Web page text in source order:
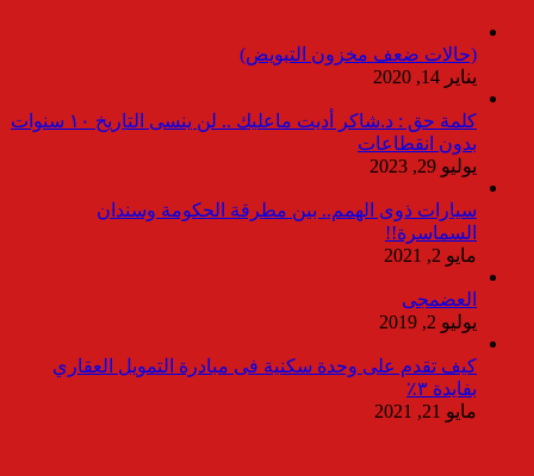
(حالات ضعف مخزون التبويض)
يناير 14, 2020
كلمة حق : د.شاكر أديت ماعليك .. لن ينسى التاريخ ١٠ سنوات
بدون انقطاعات
يوليو 29, 2023
سيارات ذوى الهمم.. بين مطرقة الحكومة وسندان
السماسرة!!
مايو 2, 2021
العضمجى
يوليو 2, 2019
كيف تقدم على وحدة سكنية فى مبادرة التمويل العقاري
بفايدة ٣٪
مايو 21, 2021